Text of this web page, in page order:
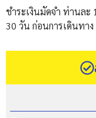
ชำระเงินมัดจำ ท่านล
30 วัน ก่อนการเดินทาง